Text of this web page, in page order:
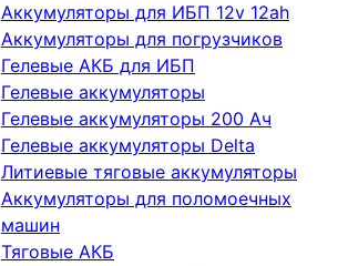
Аккумуляторы для ИБП 12v 12ah
Аккумуляторы для погрузчиков
Гелевые АКБ для ИБП
Гелевые аккумуляторы
Гелевые аккумуляторы 200 Ач
Гелевые аккумуляторы Delta
Литиевые тяговые аккумуляторы
Аккумуляторы для поломоечных
машин
Тяговые АКБ